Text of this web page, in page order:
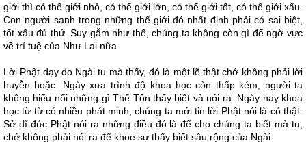
giới thì có thế giới nhỏ, có thế giới lớn, có thế giới tốt, có thế giới xấu.
Con người sanh trong những thế giới đó nhất định phải có sai biệt,
tốt xấu đủ thứ. Suy gẫm như thế, chúng ta không còn gì để ngờ vực
về trí tuệ của Như Lai nữa.
Lời Phật dạy do Ngài tu mà thấy, đó là một lẽ thật chớ không phải lời
huyễn hoặc. Ngày xưa trình độ khoa học còn thấp kém, người ta
không hiểu nổi những gì Thế Tôn thấy biết và nói ra. Ngày nay khoa
học từ từ có nhiều phát minh, chúng ta mới tin lời Phật nói là có thật.
Sở dĩ đức Phật nói ra những điều đó là để cho chúng ta biết mà tu,
chớ không phải nói ra để khoe sự thấy biết sâu rộng của Ngài.